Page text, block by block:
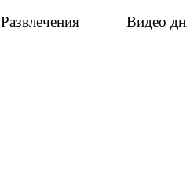
Развлечения Видео